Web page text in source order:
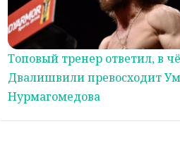
Топовый тренер ответил, в
Двалишвили превосходит
Нурмагомедова